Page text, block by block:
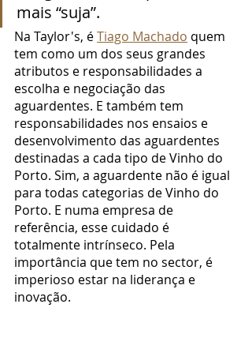
mais “suja”.
Na Taylor's, é Tiago Machado quem
tem como um dos seus grandes
atributos e responsabilidades a
escolha e negociação das
aguardentes. E também tem
responsabilidades nos ensaios e
desenvolvimento das aguardentes
destinadas a cada tipo de Vinho do
Porto. Sim, a aguardente não é igual
para todas categorias de Vinho do
Porto. E numa empresa de
referência, esse cuidado é
totalmente intrínseco. Pela
importância que tem no sector, é
imperioso estar na liderança e
inovação.